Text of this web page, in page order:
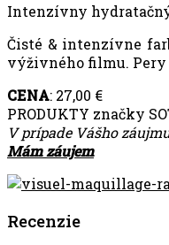
Intenzívny
Čisté & intenzívne
výživného filmu. Pery
CENA: 27,00 €
PRODUKTY značky
V prípade Vášho
Mám záujem
Recenzie